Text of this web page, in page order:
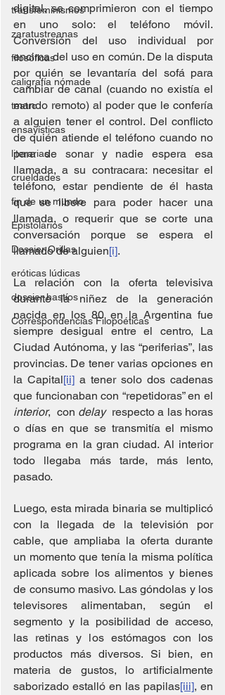
transfeminismos
zaratustreanas
filosóficas
caligrafía nómade
teatro
ensayísticas
literarias
crueldades
fin de un mundo
Epistolarios
Dossier Orillas
eróticas lúdicas
dossier hastíos
Correspondencias Filopoéticas
digital, se comprimieron con el tiempo
en uno solo: el teléfono móvil.
Conversión del uso individual por
encima del uso en común. De la disputa
por quién se levantaría del sofá para
cambiar de canal (cuando no existía el
mando remoto) al poder que le confería
a alguien tener el control. Del conflicto
de quién atiende el teléfono cuando no
para de sonar y nadie espera esa
llamada, a su contracara: necesitar el
teléfono, estar pendiente de él hasta
que se libere para poder hacer una
llamada, o requerir que se corte una
conversación porque se espera el
llamado de alguien[i].
La relación con la oferta televisiva
durante la niñez de la generación
nacida en los 80 en la Argentina fue
siempre desigual entre el centro, La
Ciudad Autónoma, y las “periferias”, las
provincias. De tener varias opciones en
la Capital[ii] a tener solo dos cadenas
interior,  con delay respecto a las horas
o días en que se transmitía el mismo
programa en la gran ciudad. Al interior
todo llegaba más tarde, más lento,
pasado.
Luego, esta mirada binaria se multiplicó
con la llegada de la televisión por
cable, que ampliaba la oferta durante
un momento que tenía la misma política
aplicada sobre los alimentos y bienes
de consumo masivo. Las góndolas y los
televisores alimentaban, según el
segmento y la posibilidad de acceso,
las retinas y los estómagos con los
productos más diversos. Si bien, en
materia de gustos, lo artificialmente
saborizado estalló en las papilas[iii], en